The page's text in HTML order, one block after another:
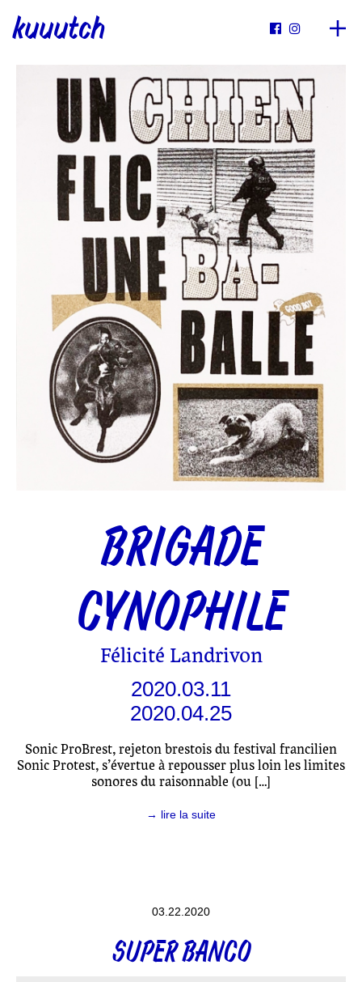
kuuutch  
BRIGADE
CYNOPHILE
Félicité Landrivon
2020.03.11
2020.04.25
Sonic ProBrest, rejeton brestois du festival francilien
Sonic Protest, s’évertue à repousser plus loin les limites
sonores du raisonnable (ou […]
→ lire la suite
03.22.2020
SUPER BANCO